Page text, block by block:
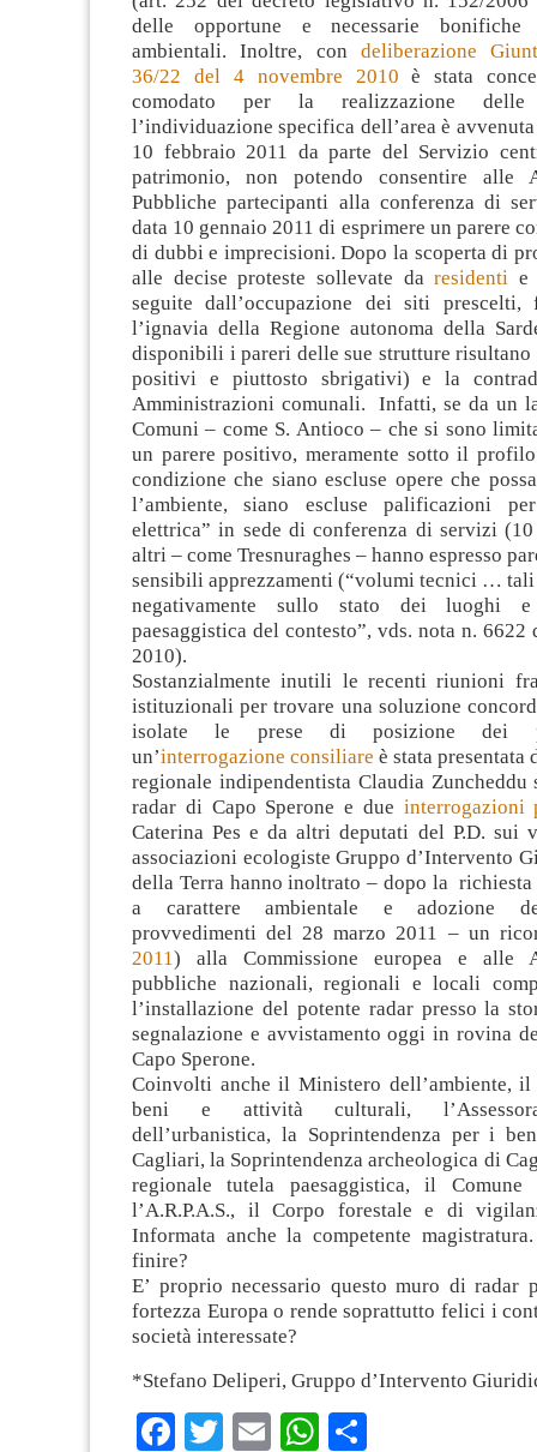
delle opportune e necessarie bonifiche
ambientali. Inoltre, con deliberazione
36/22 del 4 novembre 2010 è stata
comodato per la realizzazione
l’individuazione specifica dell’area è
10 febbraio 2011 da parte del Servizio
patrimonio, non potendo consentire alle
Pubbliche partecipanti alla conferenza di
data 10 gennaio 2011 di esprimere un parere
di dubbi e imprecisioni. Dopo la scoperta di
alle decise proteste sollevate daresidenti e
seguite dall’occupazione dei siti prescelti,
l’ignavia della Regione autonoma della
disponibili i pareri delle sue strutture
positivi e piuttosto sbrigativi) e la
Amministrazioni comunali. Infatti, se da un
Comuni – come S. Antioco – che si sono
un parere positivo, meramente sotto il
condizione che siano escluse opere che
l’ambiente, siano escluse palificazioni
elettrica” in sede di conferenza di servizi
altri – come Tresnuraghes – hanno espresso
sensibili apprezzamenti (“volumi tecnici … tali
negativamente sullo stato dei luoghi
paesaggistica del contesto”, vds. nota n. 6622
2010).
Sostanzialmente inutili le recenti riunioni
istituzionali per trovare una soluzione
isolate le prese di posizione dei
un’interrogazione consiliare è stata
regionale indipendentista Claudia Zuncheddu
radar di Capo Sperone e due interrogazioni
Caterina Pes e da altri deputati del P.D. sui
associazioni ecologiste Gruppo d’Intervento
della Terra hanno inoltrato – dopo la
a carattere ambientale e adozione
provvedimenti del 28 marzo 2011 – un
2011) alla Commissione europea e alle
pubbliche nazionali, regionali e locali
l’installazione del potente radar presso la
segnalazione e avvistamento oggi in rovina
Capo Sperone.
Coinvolti anche il Ministero dell’ambiente,
beni e attività culturali,
dell’urbanistica, la Soprintendenza per i
Cagliari, la Soprintendenza archeologica di
regionale tutela paesaggistica, il
l’A.R.P.A.S., il Corpo forestale e di
Informata anche la competente
finire?
E’ proprio necessario questo muro di radar
fortezza Europa o rende soprattutto felici i
società interessate?
*Stefano Deliperi, Gruppo d’Intervento
Facebook
TwitterEmailWhatsApp